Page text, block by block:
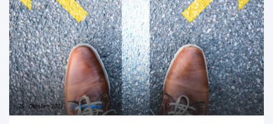
25. Oktober 2021 No Comment